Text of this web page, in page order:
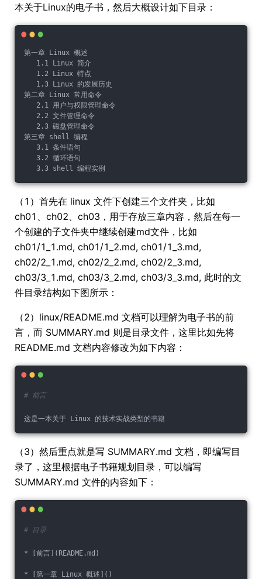
本关于Linux的电子书，然后大概设计如下目录：
第一章 Linux 概述
1.1 Linux 简介
1.2 Linux 特点
1.3 Linux 的发展历史
第二章 Linux 常用命令
2.1 用户与权限管理命令
2.2 文件管理命令
2.3 磁盘管理命令
第三章 shell 编程
3.1 条件语句
3.2 循环语句
3.3 shell 编程实例
（1）首先在 linux 文件下创建三个文件夹，比如
ch01、ch02、ch03，用于存放三章内容，然后在每一
个创建的子文件夹中继续创建md文件，比如
ch01/1_1.md, ch01/1_2.md, ch01/1_3.md,
ch02/2_1.md, ch02/2_2.md, ch02/2_3.md,
ch03/3_1.md, ch03/3_2.md, ch03/3_3.md, 此时的文
件目录结构如下图所示：
（2）linux/README.md 文档可以理解为电子书的前
言，而 SUMMARY.md 则是目录文件，这里比如先将
README.md 文档内容修改为如下内容：
# 前言
这是一本关于 Linux 的技术实战类型的书籍
（3）然后重点就是写 SUMMARY.md 文档，即编写目
录了，这里根据电子书籍规划目录，可以编写
SUMMARY.md 文件的内容如下：
# 目录
* [前言](README.md)
* [第一章 Linux 概述]()